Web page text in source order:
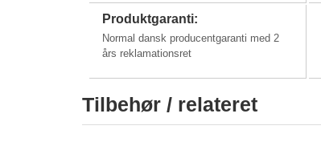
Produktgaranti:
Normal dansk producentgaranti med 2
års reklamationsret
Tilbehør / relateret